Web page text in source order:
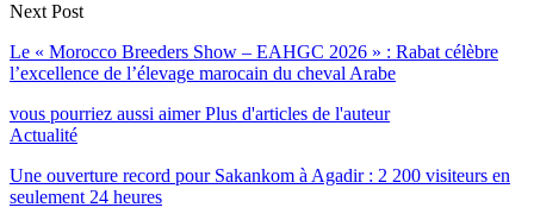
Next Post
Le « Morocco Breeders Show – EAHGC 2026 » : Rabat célèbre
l’excellence de l’élevage marocain du cheval Arabe
vous pourriez aussi aimer Plus d'articles de l'auteur
Actualité
Une ouverture record pour Sakankom à Agadir : 2 200 visiteurs en
seulement 24 heures